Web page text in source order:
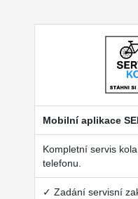
Mobilní aplikace
Kompletní servis
telefonu.
✓ Zadání servisní